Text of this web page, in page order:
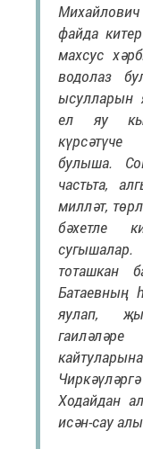
файда
махсус
водолаз
ысулларын
ел яу
булыша.
частьта,
милләт,
бәхетле
тоташкан
Батаевның
яулап,
Ходайдан
исән-сау